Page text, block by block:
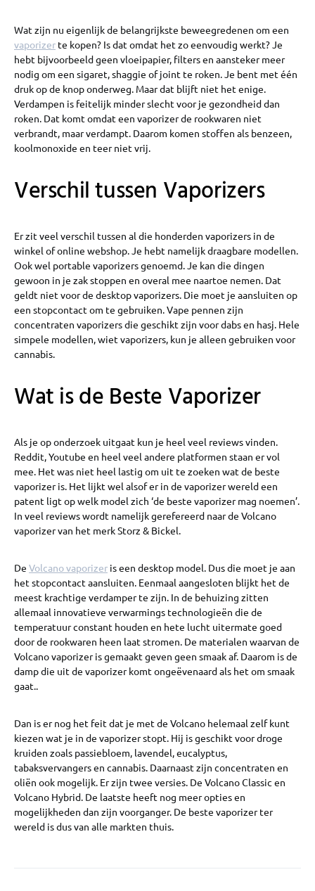
Wat zijn nu eigenlijk de belangrijkste beweegredenen om een
vaporizer te kopen? Is dat omdat het zo eenvoudig werkt? Je
hebt bijvoorbeeld geen vloeipapier, filters en aansteker meer
nodig om een sigaret, shaggie of joint te roken. Je bent met één
druk op de knop onderweg. Maar dat blijft niet het enige.
Verdampen is feitelijk minder slecht voor je gezondheid dan
roken. Dat komt omdat een vaporizer de rookwaren niet
verbrandt, maar verdampt. Daarom komen stoffen als benzeen,
koolmonoxide en teer niet vrij.
Verschil tussen Vaporizers
Er zit veel verschil tussen al die honderden vaporizers in de
winkel of online webshop. Je hebt namelijk draagbare modellen.
Ook wel portable vaporizers genoemd. Je kan die dingen
gewoon in je zak stoppen en overal mee naartoe nemen. Dat
geldt niet voor de desktop vaporizers. Die moet je aansluiten op
een stopcontact om te gebruiken. Vape pennen zijn
concentraten vaporizers die geschikt zijn voor dabs en hasj. Hele
simpele modellen, wiet vaporizers, kun je alleen gebruiken voor
cannabis.
Wat is de Beste Vaporizer
Als je op onderzoek uitgaat kun je heel veel reviews vinden.
Reddit, Youtube en heel veel andere platformen staan er vol
mee. Het was niet heel lastig om uit te zoeken wat de beste
vaporizer is. Het lijkt wel alsof er in de vaporizer wereld een
patent ligt op welk model zich ‘de beste vaporizer mag noemen’.
In veel reviews wordt namelijk gerefereerd naar de Volcano
vaporizer van het merk Storz & Bickel.
De Volcano vaporizer is een desktop model. Dus die moet je aan
het stopcontact aansluiten. Eenmaal aangesloten blijkt het de
meest krachtige verdamper te zijn. In de behuizing zitten
allemaal innovatieve verwarmings technologieën die de
temperatuur constant houden en hete lucht uitermate goed
door de rookwaren heen laat stromen. De materialen waarvan de
Volcano vaporizer is gemaakt geven geen smaak af. Daarom is de
damp die uit de vaporizer komt ongeëvenaard als het om smaak
gaat..
Dan is er nog het feit dat je met de Volcano helemaal zelf kunt
kiezen wat je in de vaporizer stopt. Hij is geschikt voor droge
kruiden zoals passiebloem, lavendel, eucalyptus,
tabaksvervangers en cannabis. Daarnaast zijn concentraten en
oliën ook mogelijk. Er zijn twee versies. De Volcano Classic en
Volcano Hybrid. De laatste heeft nog meer opties en
mogelijkheden dan zijn voorganger. De beste vaporizer ter
wereld is dus van alle markten thuis.